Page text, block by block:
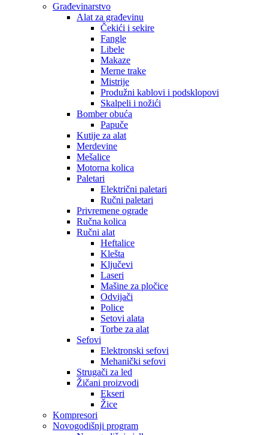
Građevinarstvo
Alat za građevinu
Čekići i sekire
Fangle
Libele
Makaze
Merne trake
Mistrije
Produžni kablovi i podsklopovi
Skalpeli i nožići
Bomber obuća
Papuče
Kutije za alat
Merdevine
Mešalice
Motorna kolica
Paletari
Električni paletari
Ručni paletari
Privremene ograde
Ručna kolica
Ručni alat
Heftalice
Klešta
Ključevi
Laseri
Mašine za pločice
Odvijači
Police
Setovi alata
Torbe za alat
Sefovi
Elektronski sefovi
Mehanički sefovi
Strugači za led
Žičani proizvodi
Ekseri
Žice
Kompresori
Novogodišnji program